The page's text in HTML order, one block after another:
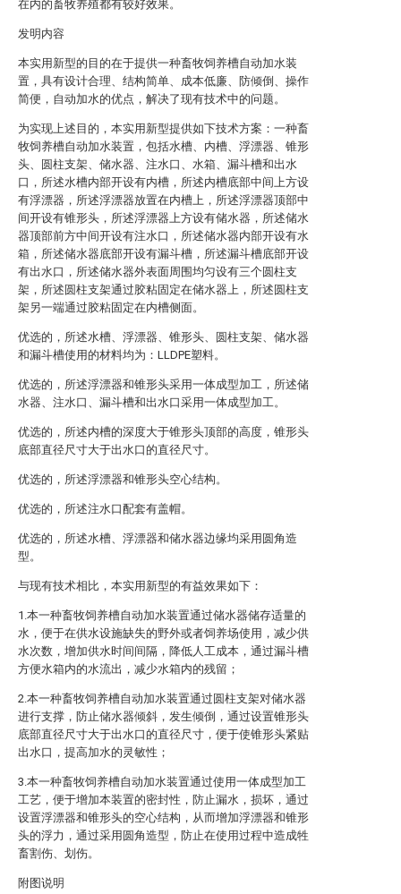
在内的畜牧养殖都有较好效果。
发明内容
本实用新型的目的在于提供一种畜牧饲养槽自动加水装
置，具有设计合理、结构简单、成本低廉、防倾倒、操作
简便，自动加水的优点，解决了现有技术中的问题。
为实现上述目的，本实用新型提供如下技术方案：一种畜
牧饲养槽自动加水装置，包括水槽、内槽、浮漂器、锥形
头、圆柱支架、储水器、注水口、水箱、漏斗槽和出水
口，所述水槽内部开设有内槽，所述内槽底部中间上方设
有浮漂器，所述浮漂器放置在内槽上，所述浮漂器顶部中
间开设有锥形头，所述浮漂器上方设有储水器，所述储水
器顶部前方中间开设有注水口，所述储水器内部开设有水
箱，所述储水器底部开设有漏斗槽，所述漏斗槽底部开设
有出水口，所述储水器外表面周围均匀设有三个圆柱支
架，所述圆柱支架通过胶粘固定在储水器上，所述圆柱支
架另一端通过胶粘固定在内槽侧面。
优选的，所述水槽、浮漂器、锥形头、圆柱支架、储水器
和漏斗槽使用的材料均为：LLDPE塑料。
优选的，所述浮漂器和锥形头采用一体成型加工，所述储
水器、注水口、漏斗槽和出水口采用一体成型加工。
优选的，所述内槽的深度大于锥形头顶部的高度，锥形头
底部直径尺寸大于出水口的直径尺寸。
优选的，所述浮漂器和锥形头空心结构。
优选的，所述注水口配套有盖帽。
优选的，所述水槽、浮漂器和储水器边缘均采用圆角造
型。
与现有技术相比，本实用新型的有益效果如下：
1.本一种畜牧饲养槽自动加水装置通过储水器储存适量的
水，便于在供水设施缺失的野外或者饲养场使用，减少供
水次数，增加供水时间间隔，降低人工成本，通过漏斗槽
方便水箱内的水流出，减少水箱内的残留；
2.本一种畜牧饲养槽自动加水装置通过圆柱支架对储水器
进行支撑，防止储水器倾斜，发生倾倒，通过设置锥形头
底部直径尺寸大于出水口的直径尺寸，便于使锥形头紧贴
出水口，提高加水的灵敏性；
3.本一种畜牧饲养槽自动加水装置通过使用一体成型加工
工艺，便于增加本装置的密封性，防止漏水，损坏，通过
设置浮漂器和锥形头的空心结构，从而增加浮漂器和锥形
头的浮力，通过采用圆角造型，防止在使用过程中造成牲
畜割伤、划伤。
附图说明